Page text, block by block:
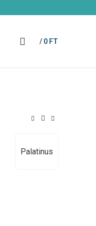
/ 0 FT
Palatinus